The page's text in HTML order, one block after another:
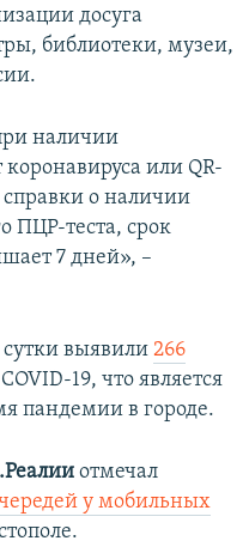
досуга
библиотеки, музеи,
наличии
или QR-
справки о наличии
ПЦР-теста, срок
7 дней», –
выявили 266
19, что является
пандемии в городе.
отмечал
у мобильных